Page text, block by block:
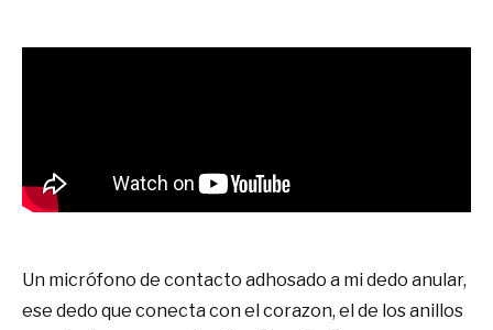
Un micrófono de contacto adhosado a mi dedo anular,
ese dedo que conecta con el corazon, el de los anillos